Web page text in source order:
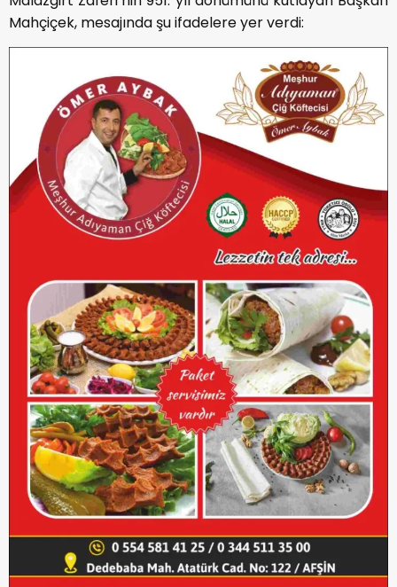
Mahçiçek, mesajında şu ifadelere yer verdi: